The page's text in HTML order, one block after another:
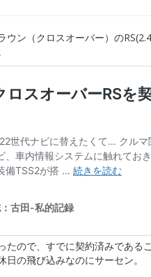
ウン（クロスオーバー）の
たので、すでに契約済みである
日の飛び込みなのにサーセン。